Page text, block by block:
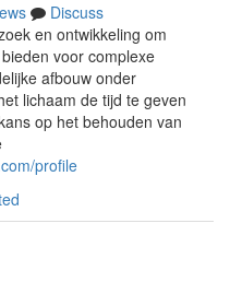
Discuss
en ontwikkeling om
voor complexe
afbouw onder
lichaam de tijd te geven
op het behouden van
profile